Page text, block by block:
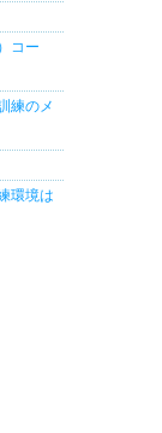
コー
練のメ
環境は